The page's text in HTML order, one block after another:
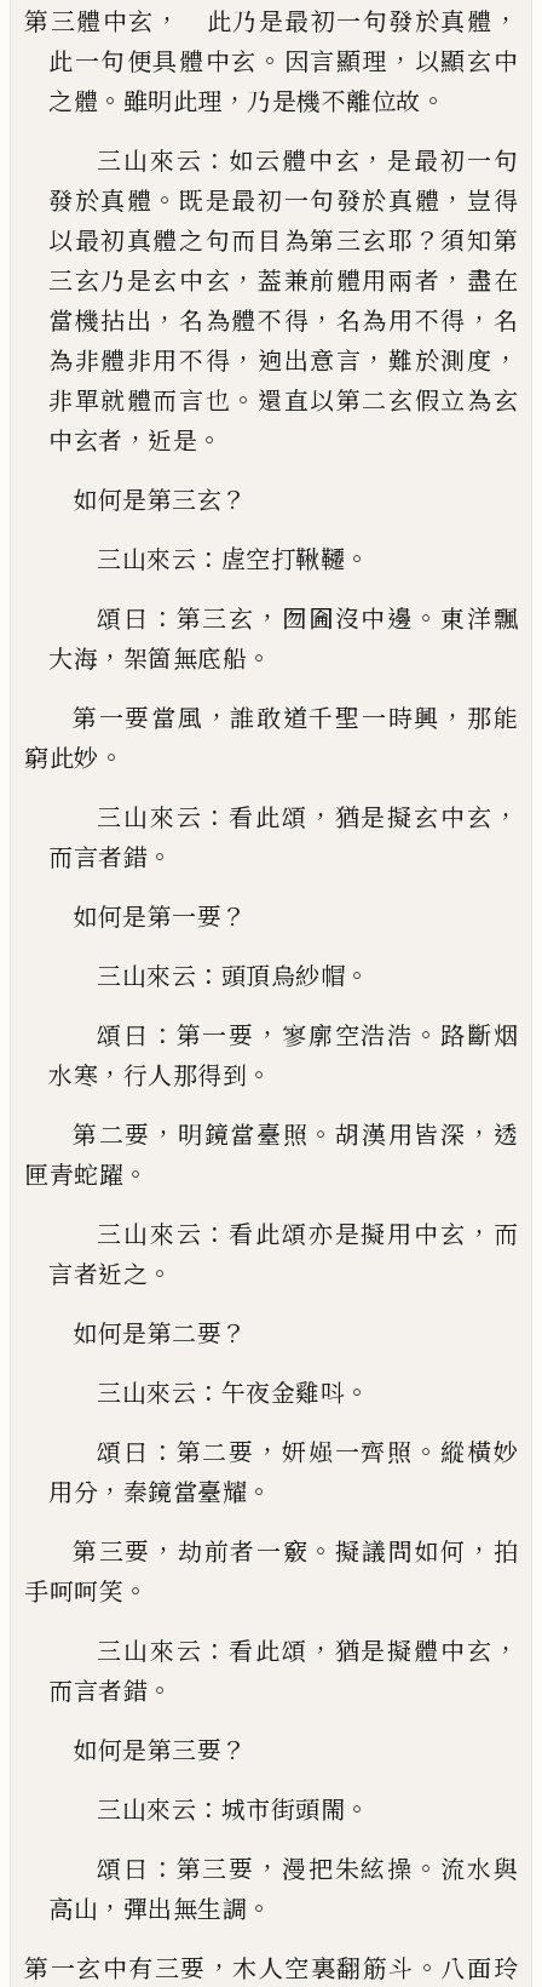
第三體中玄 ， 此乃是最初一句發於真體 ，
此一句便具體中玄 。 因言顯理 ， 以顯玄中
之體 。 雖明此理 ， 乃是機不離位故 。
三山來云 ： 如云體中玄 ， 是最初一句
發於真體 。 既是最初一句發於真體 ， 豈得
以最初真體之句而 目為第三玄耶 ？ 須知第
三玄乃是玄中玄 ， 葢兼前體用兩者 ， 盡在
當機拈出 ，名為體不得 ， 名為用不得 ， 名
為非體非用不得 ， 逈出意言 ，難於測度 ，
非單就體而言也 。 還直以第二玄假立為玄
中玄者 ， 近是 。
如何是第三玄 ？
三山來云 ： 虗空打鞦韆 。
頌曰 ： 第三玄 ， 囫圇沒中邊 。 東洋飄
大海 ， 架箇無底船 。
第一要當風 ，誰敢道千聖一時興 ， 那能
窮此妙 。
三山來云 ： 看此頌 ， 猶是擬玄中玄 ，
而言者錯 。
如何是第一要 ？
三山來云 ： 頭頂烏紗帽 。
頌曰 ： 第一要 ， 寥廓空浩浩 。 路斷烟
水寒 ， 行人那得到 。
第二要 ， 明鏡當臺照 。胡漢用皆深 ， 透
匣青蛇躍 。
三山來云 ： 看此頌亦是擬用中玄 ， 而
言者近之 。
如何是第二要 ？
三山來云 ： 午夜金雞呌 。
頌曰 ： 第二要 ， 妍𡟎一齊照 。 縱橫妙
用分 ， 秦鏡當臺耀 。
第三要 ， 劫前者一竅 。擬議問如何 ， 拍
手呵呵笑 。
三山來云 ： 看此頌 ， 猶是擬體中玄 ，
而言者錯 。
如何是第三要 ？
三山來云 ： 城市街頭閙 。
頌曰 ： 第三要 ， 漫把朱絃操 。 流水與
高山 ， 彈出無生調 。
第一玄中有三要 ，木人空裏翻筋斗 。 八面玲